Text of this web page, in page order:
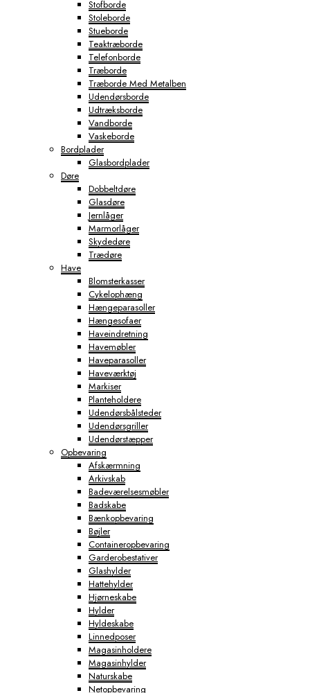
Stofborde
Stoleborde
Stueborde
Teaktræborde
Telefonborde
Træborde
Træborde Med Metalben
Udendørsborde
Udtræksborde
Vandborde
Vaskeborde
Bordplader
Glasbordplader
Døre
Dobbeltdøre
Glasdøre
Jernlåger
Marmorlåger
Skydedøre
Trædøre
Have
Blomsterkasser
Cykelophæng
Hængeparasoller
Hængesofaer
Haveindretning
Havemøbler
Haveparasoller
Haveværktøj
Markiser
Planteholdere
Udendørsbålsteder
Udendørsgriller
Udendørstæpper
Opbevaring
Afskærmning
Arkivskab
Badeværelsesmøbler
Badskabe
Bænkopbevaring
Bøjler
Containeropbevaring
Garderobestativer
Glashylder
Hattehylder
Hjørneskabe
Hylder
Hyldeskabe
Linnedposer
Magasinholdere
Magasinhylder
Naturskabe
Netopbevaring